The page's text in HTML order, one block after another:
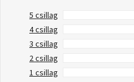
5 csillag
4 csillag
3 csillag
2 csillag
1 csillag